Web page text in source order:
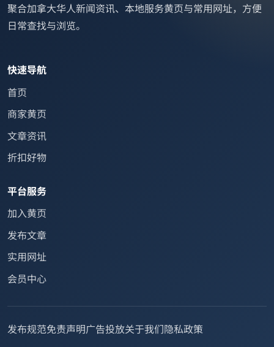
聚合加拿大华人新闻资讯、本地服务黄页与常用网址，方便
日常查找与浏览。
快速导航
首页
商家黄页
文章资讯
折扣好物
平台服务
加入黄页
发布文章
实用网址
会员中心
发布规范免责声明广告投放关于我们隐私政策